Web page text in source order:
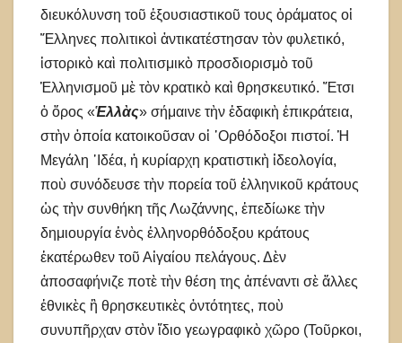
διευκόλυνση τοῦ ἐξουσιαστικοῦ τους ὁράματος οἱ
Ἕλληνες πολιτικοὶ ἀντικατέστησαν τὸν φυλετικό,
ἱστορικὸ καὶ πολιτισμικὸ προσδιορισμὸ τοῦ
Ἑλληνισμοῦ μὲ τὸν κρατικὸ καὶ θρησκευτικό. Ἔτσι
ὁ ὅρος «Ἑλλὰς» σήμαινε τὴν ἐδαφικὴ ἐπικράτεια,
στὴν ὁποία κατοικοῦσαν οἱ ᾿Ορθόδοξοι πιστοί. Ἡ
Μεγάλη ᾿Ιδέα, ἡ κυρίαρχη κρατιστικὴ ἰδεολογία,
ποὺ συνόδευσε τὴν πορεία τοῦ ἑλληνικοῦ κράτους
ὡς τὴν συνθήκη τῆς Λωζάννης, ἐπεδίωκε τὴν
δημιουργία ἑνὸς ἑλληνορθόδοξου κράτους
ἑκατέρωθεν τοῦ Αἰγαίου πελάγους. Δὲν
ἀποσαφήνιζε ποτὲ τὴν θέση της ἀπέναντι σὲ ἄλλες
ἐθνικὲς ἢ θρησκευτικὲς ὀντότητες, ποὺ
συνυπῆρχαν στὸν ἴδιο γεωγραφικὸ χῶρο (Τοῦρκοι,